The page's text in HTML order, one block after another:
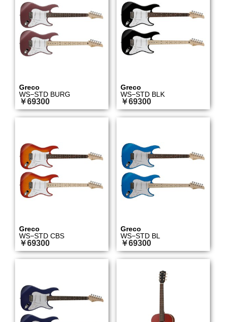
Greco
WS−STD BURG
￥69300
Greco
WS−STD BLK
￥69300
Greco
WS−STD CBS
￥69300
Greco
WS−STD BL
￥69300